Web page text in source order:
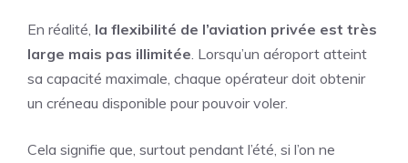
En réalité, la flexibilité de l’aviation privée est très
large mais pas illimitée . Lorsqu’un aéroport atteint
sa capacité maximale, chaque opérateur doit obtenir
un créneau disponible pour pouvoir voler.
Cela signifie que, surtout pendant l’été, si l’on ne